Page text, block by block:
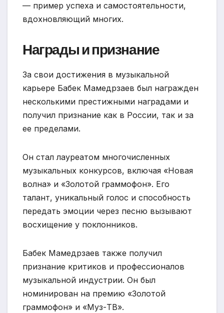
— пример успеха и самостоятельности,
вдохновляющий многих.
Награды и признание
За свои достижения в музыкальной
карьере Бабек Мамедрзаев был награжден
несколькими престижными наградами и
получил признание как в России, так и за
ее пределами.
Он стал лауреатом многочисленных
музыкальных конкурсов, включая «Новая
волна» и «Золотой граммофон». Его
талант, уникальный голос и способность
передать эмоции через песню вызывают
восхищение у поклонников.
Бабек Мамедрзаев также получил
признание критиков и профессионалов
музыкальной индустрии. Он был
номинирован на премию «Золотой
граммофон» и «Муз-ТВ».